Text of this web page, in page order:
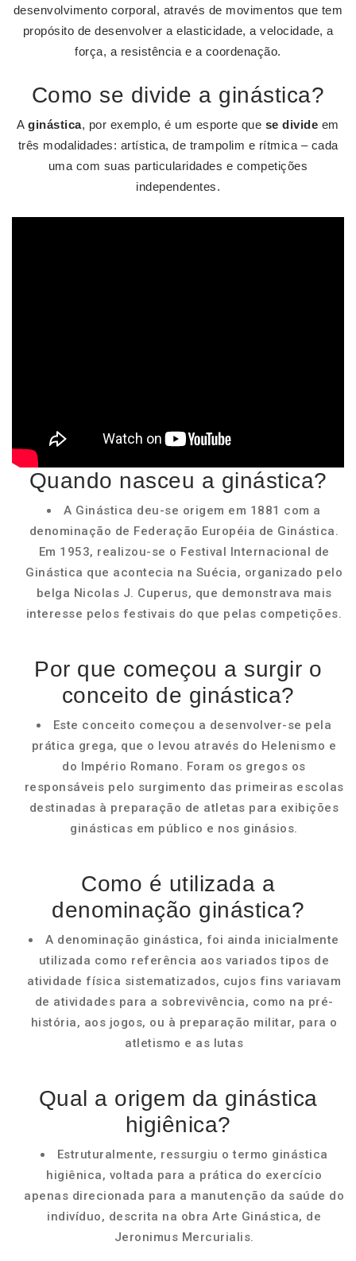
desenvolvimento corporal, através de movimentos que tem
propósito de desenvolver a elasticidade, a velocidade, a
força, a resistência e a coordenação.
Como se divide a ginástica?
Aginástica, por exemplo, é um esporte que se divide em
três modalidades: artística, de trampolim e rítmica – cada
uma com suas particularidades e competições
independentes.
Quando nasceu a ginástica?
A Ginástica deu-se origem em 1881 com a
denominação de Federação Européia de Ginástica.
Em 1953, realizou-se o Festival Internacional de
Ginástica que acontecia na Suécia, organizado pelo
belga Nicolas J. Cuperus, que demonstrava mais
interesse pelos festivais do que pelas competições.
Por que começou a surgir o
conceito de ginástica?
Este conceito começou a desenvolver-se pela
prática grega, que o levou através do Helenismo e
do Império Romano. Foram os gregos os
responsáveis pelo surgimento das primeiras escolas
destinadas à preparação de atletas para exibições
ginásticas em público e nos ginásios.
Como é utilizada a
denominação ginástica?
A denominação ginástica, foi ainda inicialmente
utilizada como referência aos variados tipos de
atividade física sistematizados, cujos fins variavam
de atividades para a sobrevivência, como na pré-
história, aos jogos, ou à preparação militar, para o
atletismo e as lutas
Qual a origem da ginástica
higiênica?
Estruturalmente, ressurgiu o termo ginástica
higiênica, voltada para a prática do exercício
apenas direcionada para a manutenção da saúde do
indivíduo, descrita na obra Arte Ginástica, de
Jeronimus Mercurialis.